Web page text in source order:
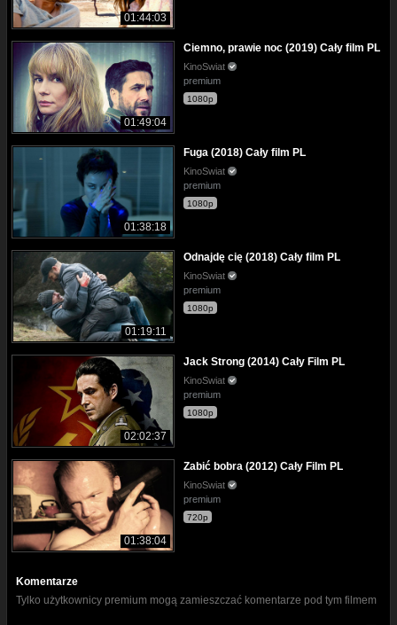
01:44:03
01:49:04
Ciemno, prawie noc (2019) Cały film PL
KinoSwiat
premium
1080p
01:38:18
Fuga (2018) Cały film PL
KinoSwiat
premium
1080p
01:19:11
Odnajdę cię (2018) Cały film PL
KinoSwiat
premium
1080p
02:02:37
Jack Strong (2014) Cały Film PL
KinoSwiat
premium
1080p
01:38:04
Zabić bobra (2012) Cały Film PL
KinoSwiat
premium
720p
Komentarze
Tylko użytkownicy premium mogą zamieszczać komentarze pod tym filmem